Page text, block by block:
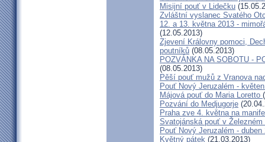
Misijní pouť v Lidečku
Zvláštní vyslanec Svatého
12. a 13. května 2013 -
(12.05.2013)
Zjevení Královny pomoci,
poutníků (08.05.2013)
POZVÁNKA NA SOBOTU -
(08.05.2013)
Pěší pouť mužů z Vranova
Pouť Nový Jeruzalém -
Májová pouť do Maria Loretto
Pozvání do Medjugorje
Praha zve 4. května na
Svatojánská pouť v Železném
Pouť Nový Jeruzalém - duben
Květný pátek (21.03.2013)